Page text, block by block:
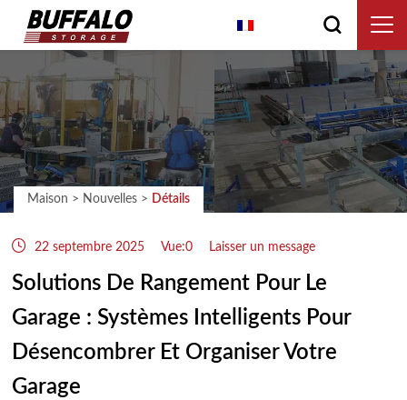
Maison > Nouvelles > Détails
22 septembre 2025 Vue:0 Laisser un message
Solutions De Rangement Pour Le
Garage : Systèmes Intelligents Pour
Désencombrer Et Organiser Votre
Garage